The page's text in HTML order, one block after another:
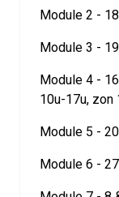
Module 2 -
Module 3 -
Module 4 -
10u-17u, zon
Module 5 -
Module 6 -